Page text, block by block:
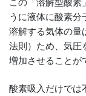
うに液体に酸素分
溶解する気体の量
法則）ため、気圧
増加させることが
酸素吸入だけでは